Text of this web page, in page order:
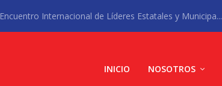
Encuentro Internacional de Líderes Estatales y Municipa...
INICIO NOSOTROS